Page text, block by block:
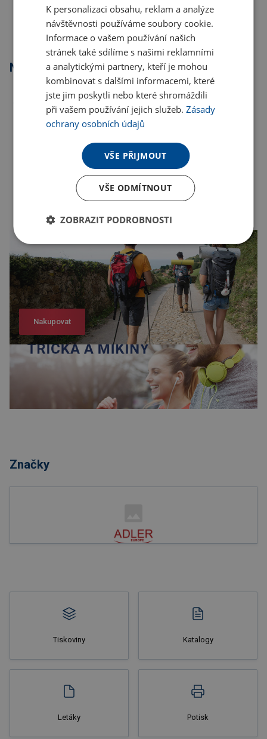
Nejprodávanější
Nakupovat
Značky
Tiskoviny Katalogy
Letáky Potisk
K personalizaci obsahu, reklam a analýze
návštěvnosti používáme soubory cookie.
Informace o vašem používání našich
stránek také sdílíme s našimi reklamními
a analytickými partnery, kteří je mohou
kombinovat s dalšími informacemi, které
jste jim poskytli nebo které shromáždili
při vašem používání jejich služeb.Zásady
ochrany osobních údajů
VŠE PŘIJMOUT
VŠE ODMÍTNOUT
ZOBRAZIT PODROBNOSTI